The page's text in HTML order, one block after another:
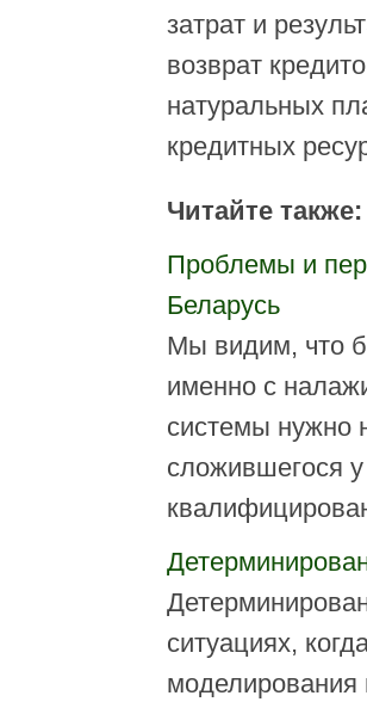
затрат и
возврат
натуральных
кредитных
Читайте также:
Проблемы и
Беларусь
Мы видим, что
именно с
системы нужно
сложившегося
ситуациях,
моделирования